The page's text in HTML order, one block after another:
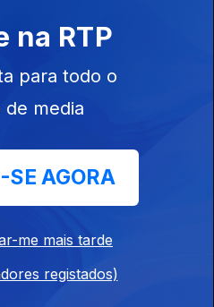
Anónimos
Ep. 11
Próximos de
na RTP
para todo o
media
SE AGORA
me mais tarde
registados)